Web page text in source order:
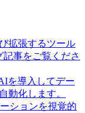
拡張するツール
事をご覧くださ
を導入してデー
動化します。
ションを視覚的